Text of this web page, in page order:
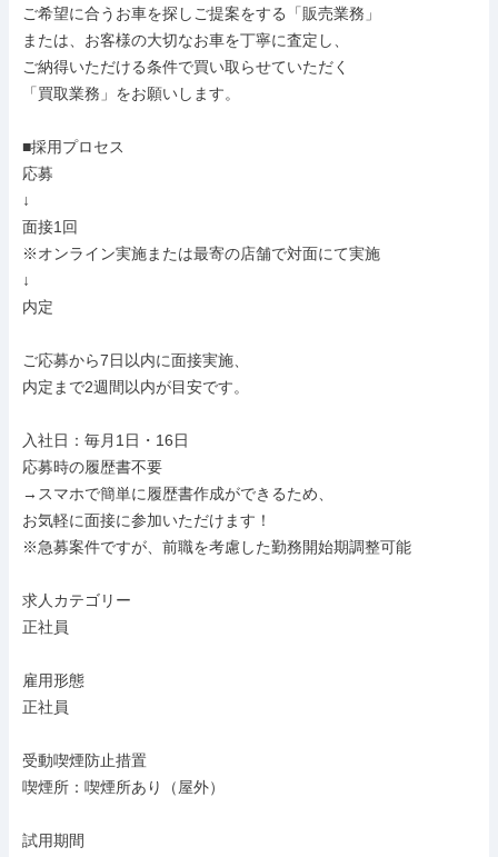
ご希望に合うお車を探しご提案をする「販売業務」
または、お客様の大切なお車を丁寧に査定し、
ご納得いただける条件で買い取らせていただく
「買取業務」をお願いします。
■採用プロセス
応募
↓
面接1回
※オンライン実施または最寄の店舗で対面にて実施
↓
内定
ご応募から7日以内に面接実施、
内定まで2週間以内が目安です。
入社日：毎月1日・16日
応募時の履歴書不要
→スマホで簡単に履歴書作成ができるため、
お気軽に面接に参加いただけます！
※急募案件ですが、前職を考慮した勤務開始期調整可能
求人カテゴリー
正社員
雇用形態
正社員
受動喫煙防止措置
喫煙所：喫煙所あり（屋外）
試用期間